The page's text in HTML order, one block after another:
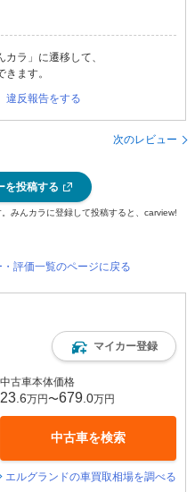
ラ」に遷移して、
ます。
違反報告をする
次のレビュー
を投稿する
みんカラに登録して投稿すると、carview!
評価一覧のページに戻る
マイカー登録
中古車本体価格
23 .6万円〜679 .0万円
中古車を検索
エルグランドの車買取相場を調べる